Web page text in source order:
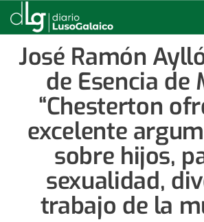
José Ramón
de Esencia de
“Chesterton
excelente
sobre hijos,
sexualidad,
trabajo de la